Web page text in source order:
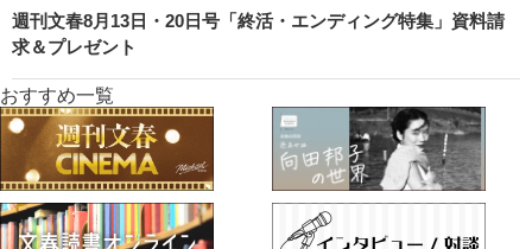
週刊文春8月13日・20日号「終活・エンディング特集」資料請
求＆プレゼント
おすすめ一覧